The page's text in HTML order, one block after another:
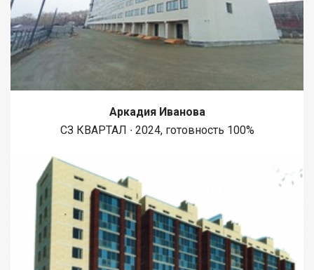
Аркадия Иванова
СЗ КВАРТАЛ ∙ 2024, готовность 100%